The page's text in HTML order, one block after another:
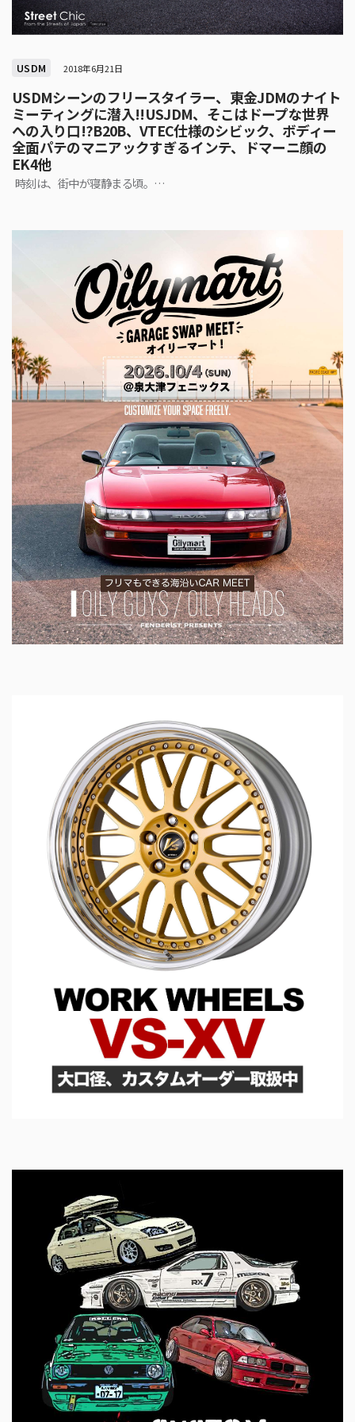
USDM 2018年6月21日
USDMシーンのフリースタイラー、東金JDMのナイト
ミーティングに潜入!!USJDM、そこはドープな世界
への入り口!?B20B、VTEC仕様のシビック、ボディー
全面パテのマニアックすぎるインテ、ドマーニ顔の
EK4他
時刻は、街中が寝静まる頃。…